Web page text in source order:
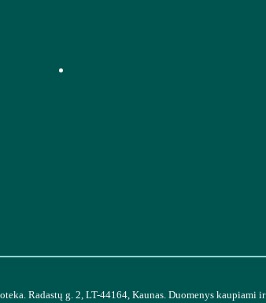
. Radastų g. 2, LT-44164, Kaunas. Duomenys kaupiami